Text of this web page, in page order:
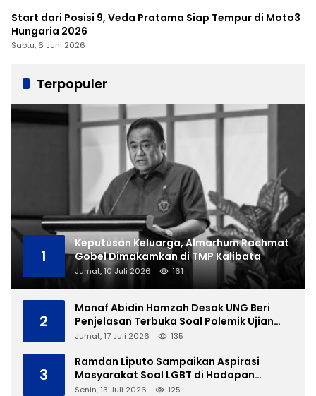
Start dari Posisi 9, Veda Pratama Siap Tempur di Moto3
Hungaria 2026
Sabtu, 6 Juni 2026
Terpopuler
1
Keputusan Keluarga, Almarhum Rachmat
Gobel Dimakamkan di TMP Kalibata
Jumat, 10 Juli 2026 161
2
Manaf Abidin Hamzah Desak UNG Beri
Penjelasan Terbuka Soal Polemik Ujian
Skripsi Mahasiswi
Jumat, 17 Juli 2026 135
3
Ramdan Liputo Sampaikan Aspirasi
Masyarakat Soal LGBT di Hadapan
Gubernur Gusnar
Senin, 13 Juli 2026 125